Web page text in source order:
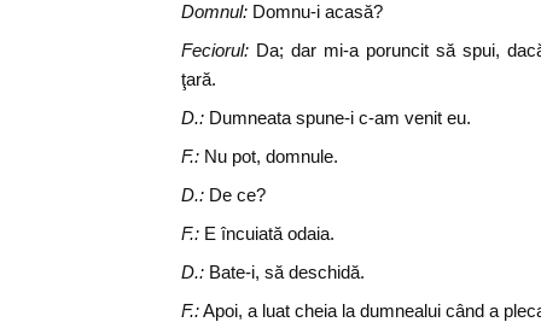
Domnul: Domnu-i acasă?
Feciorul: Da; dar mi-a poruncit să spui,
ţară.
D.: Dumneata spune-i c-am venit eu.
F.: Nu pot, domnule.
D.: De ce?
F.: E încuiată odaia.
D.: Bate-i, să deschidă.
F.:Apoi, a luat cheia la dumnealui când a